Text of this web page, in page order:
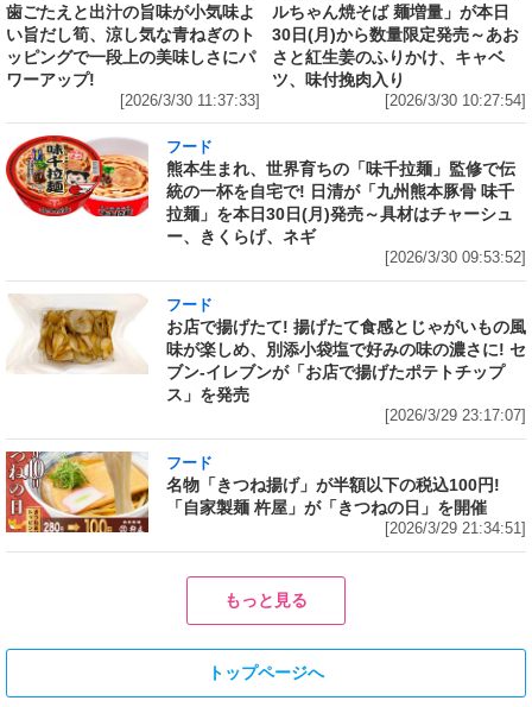
歯ごたえと出汁の旨味が小気味よ
い旨だし筍、涼し気な青ねぎのト
ッピングで一段上の美味しさにパ
ワーアップ!
[2026/3/30 11:37:33]
ルちゃん焼そば 麺増量」が本日
30日(月)から数量限定発売～あお
さと紅生姜のふりかけ、キャベ
ツ、味付挽肉入り
[2026/3/30 10:27:54]
フード
熊本生まれ、世界育ちの「味千拉麺」監修で伝
統の一杯を自宅で! 日清が「九州熊本豚骨 味千
拉麺」を本日30日(月)発売～具材はチャーシュ
ー、きくらげ、ネギ
[2026/3/30 09:53:52]
フード
お店で揚げたて! 揚げたて食感とじゃがいもの風
味が楽しめ、別添小袋塩で好みの味の濃さに! セ
ブン‐イレブンが「お店で揚げたポテトチップ
ス」を発売
[2026/3/29 23:17:07]
フード
名物「きつね揚げ」が半額以下の税込100円!
「自家製麺 杵屋」が「きつねの日」を開催
[2026/3/29 21:34:51]
もっと見る
トップページへ